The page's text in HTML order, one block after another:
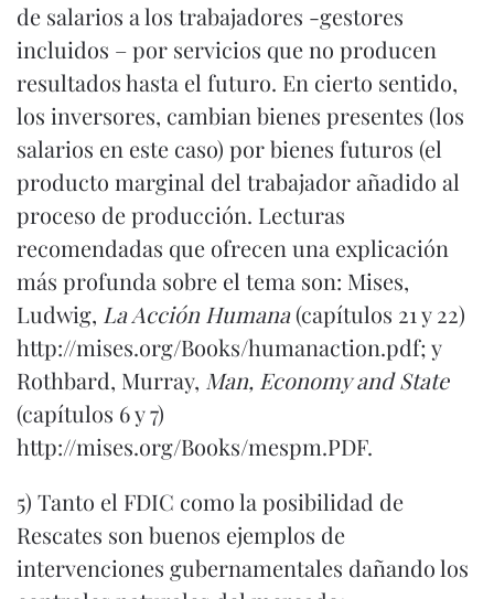
de salarios a los trabajadores -gestores
incluidos – por servicios que no producen
resultados hasta el futuro. En cierto sentido,
los inversores, cambian bienes presentes (los
salarios en este caso) por bienes futuros (el
producto marginal del trabajador añadido al
proceso de producción. Lecturas
recomendadas que ofrecen una explicación
más profunda sobre el tema son: Mises,
Ludwig, La Acción Humana(capítulos 21 y 22)
http://mises.org/Books/humanaction.pdf; y
Rothbard, Murray, Man, Economy and State
(capítulos 6 y 7)
http://mises.org/Books/mespm.PDF.
5) Tanto el FDIC como la posibilidad de
Rescates son buenos ejemplos de
intervenciones gubernamentales dañando los